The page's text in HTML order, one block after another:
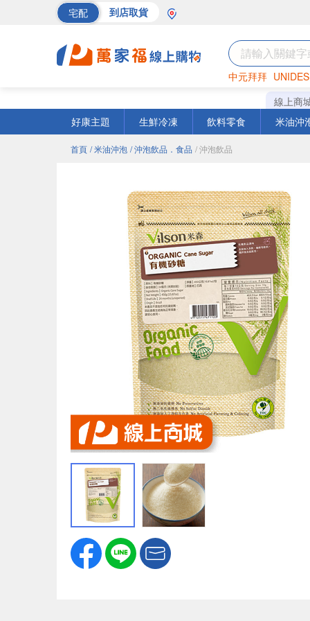
宅配 到店取貨
中元拜拜
巧克力 罐頭
線上商
好康主題
生鮮冷凍 飲料零食 米油沖
首頁 / 米油沖泡 / 沖泡飲品．食品 / 沖泡飲品